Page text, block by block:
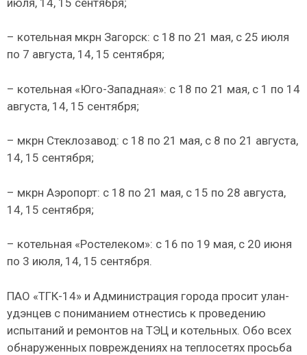
– котельная мкрн Загорск: с 18 по 21 мая, с 25 июля
по 7 августа, 14, 15 сентября;
– котельная «Юго-Западная»: с 18 по 21 мая, с 1 по 14
августа, 14, 15 сентября;
– мкрн Стеклозавод: с 18 по 21 мая, с 8 по 21 августа,
14, 15 сентября;
– мкрн Аэропорт: с 18 по 21 мая, с 15 по 28 августа,
14, 15 сентября;
– котельная «Ростелеком»: с 16 по 19 мая, с 20 июня
по 3 июля, 14, 15 сентября.
ПАО «ТГК-14» и Администрация города просит улан-
удэнцев с пониманием отнестись к проведению
испытаний и ремонтов на ТЭЦ и котельных. Обо всех
обнаруженных повреждениях на теплосетях просьба